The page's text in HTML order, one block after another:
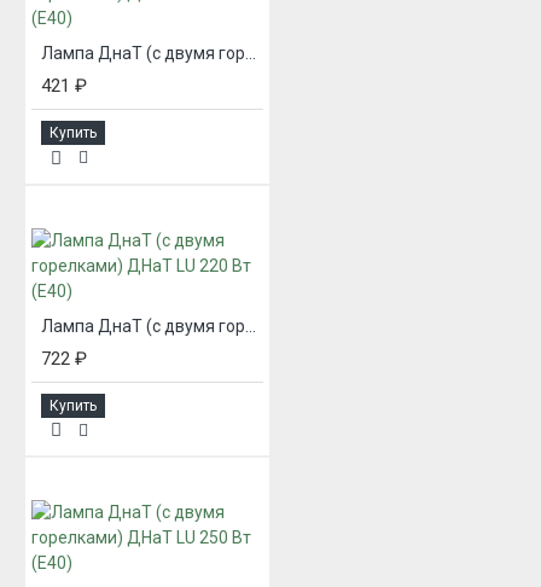
421 ₽
Купить
722 ₽
Купить